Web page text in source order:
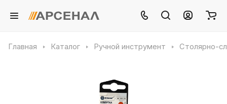
Главная Каталог Ручной инструмент Столярно-